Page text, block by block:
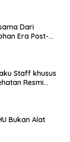
Dari
Era Post-
Staff khusus
Resmi
Bukan Alat